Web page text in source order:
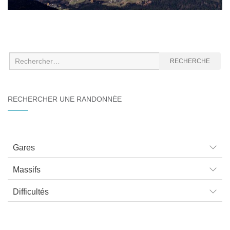
Recherche
:
RECHERCHE
RECHERCHER UNE RANDONNÉE
Gares
Massifs
Difficultés